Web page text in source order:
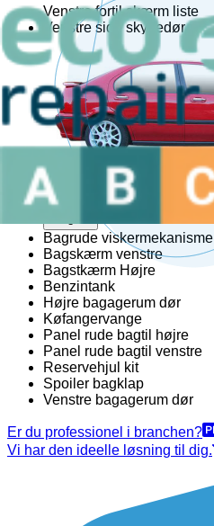
Venstre fortil skærm liste
Venstre side skydedør
Venstre sidekjole
Bag
Bagagerumshåndtag
2
Bagklap CC/Kombi-Coupé
8
Bagklap lås
Bagtil kofangere
Tanklåg
8
Bagrude viskermekanisme
Bagskærm venstre
Bagstkærm Højre
Benzintank
Højre bagagerum dør
Køfangervange
Panel rude bagtil højre
Panel rude bagtil venstre
Reservehjul kit
Spoiler bagklap
Venstre bagagerum dør
Er du professionel i branchen?
Vi har den ideelle løsning til dig.